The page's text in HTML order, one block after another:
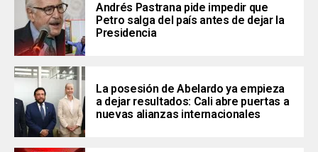
Andrés Pastrana pide impedir que
Petro salga del país antes de dejar la
Presidencia
La posesión de Abelardo ya empieza
a dejar resultados: Cali abre puertas a
nuevas alianzas internacionales